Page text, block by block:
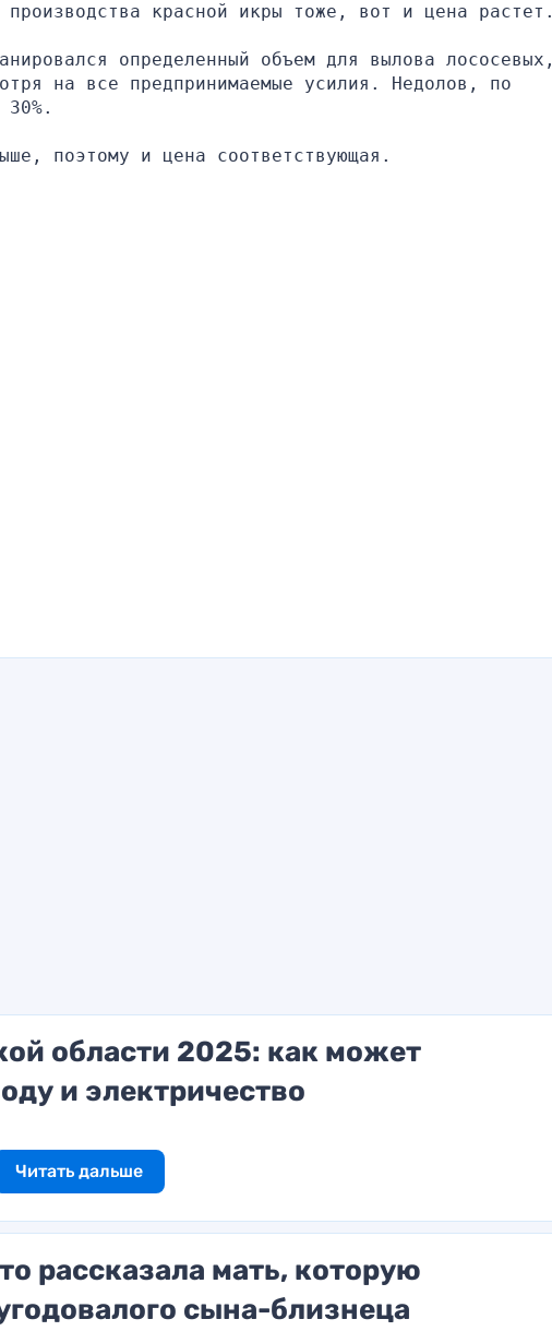
красной икры тоже, вот и цена растет.
определенный объем для вылова лососевых,
на все предпринимаемые усилия. Недолов, по
поэтому и цена соответствующая.
области 2025: как может
и электричество
Читать дальше
рассказала мать, которую
сына-близнеца